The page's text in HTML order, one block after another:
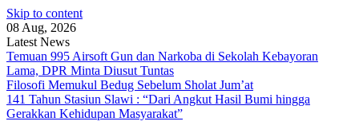
Skip to content
08 Aug, 2026
Latest News
Temuan 995 Airsoft Gun dan Narkoba di Sekolah Kebayoran
Lama, DPR Minta Diusut Tuntas
Filosofi Memukul Bedug Sebelum Sholat Jum’at
141 Tahun Stasiun Slawi : “Dari Angkut Hasil Bumi hingga
Gerakkan Kehidupan Masyarakat”